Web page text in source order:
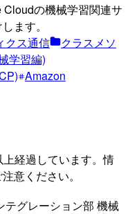
の機械学習関連サ
ます。
クス通信
クラスメソ
学習編)
Amazon
経過しています。情
意ください。
テグレーション部 機械